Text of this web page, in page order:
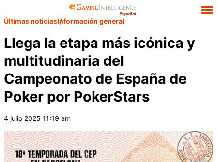
Últimas noticiasInformación general
Llega la etapa más icónica y
multitudinaria del
Campeonato de España de
Poker por PokerStars
4 julio 2025 11:19 am